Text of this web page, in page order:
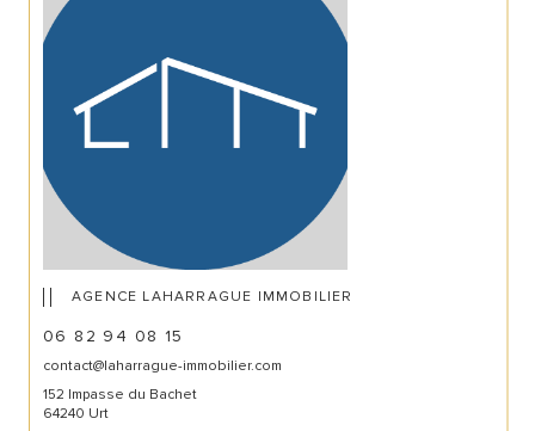
AGENCE LAHARRAGUE IMMOBILIER
06 82 94 08 15
contact@laharrague-immobilier.com
152 Impasse du Bachet
64240 Urt